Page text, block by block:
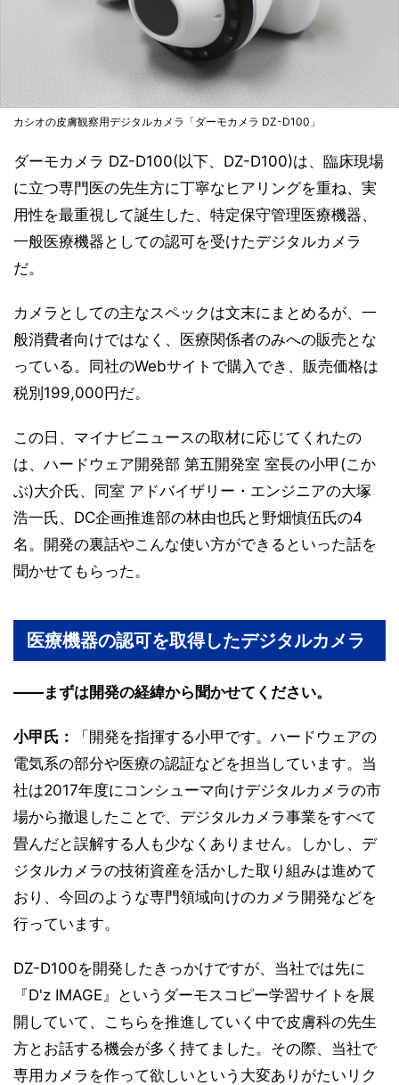
カシオの皮膚観察用デジタルカメラ「ダーモカメラ DZ-D100」
ダーモカメラ DZ-D100(以下、DZ-D100)は、臨床現場
に立つ専門医の先生方に丁寧なヒアリングを重ね、実
用性を最重視して誕生した、特定保守管理医療機器、
一般医療機器としての認可を受けたデジタルカメラ
だ。
カメラとしての主なスペックは文末にまとめるが、一
般消費者向けではなく、医療関係者のみへの販売とな
っている。同社のWebサイトで購入でき、販売価格は
税別199,000円だ。
この日、マイナビニュースの取材に応じてくれたの
は、ハードウェア開発部 第五開発室 室長の小甲(こか
ぶ)大介氏、同室 アドバイザリー・エンジニアの大塚
浩一氏、DC企画推進部の林由也氏と野畑慎伍氏の4
名。開発の裏話やこんな使い方ができるといった話を
聞かせてもらった。
医療機器の認可を取得したデジタルカメラ
――まずは開発の経緯から聞かせてください。
小甲氏：
「開発を指揮する小甲です。ハードウェアの
電気系の部分や医療の認証などを担当しています。当
社は2017年度にコンシューマ向けデジタルカメラの市
場から撤退したことで、デジタルカメラ事業をすべて
畳んだと誤解する人も少なくありません。しかし、デ
ジタルカメラの技術資産を活かした取り組みは進めて
おり、今回のような専門領域向けのカメラ開発などを
行っています。
DZ-D100を開発したきっかけですが、当社では先に
『D'z IMAGE』というダーモスコピー学習サイトを展
開していて、こちらを推進していく中で皮膚科の先生
方とお話する機会が多く持てました。その際、当社で
専用カメラを作って欲しいという大変ありがたいリク